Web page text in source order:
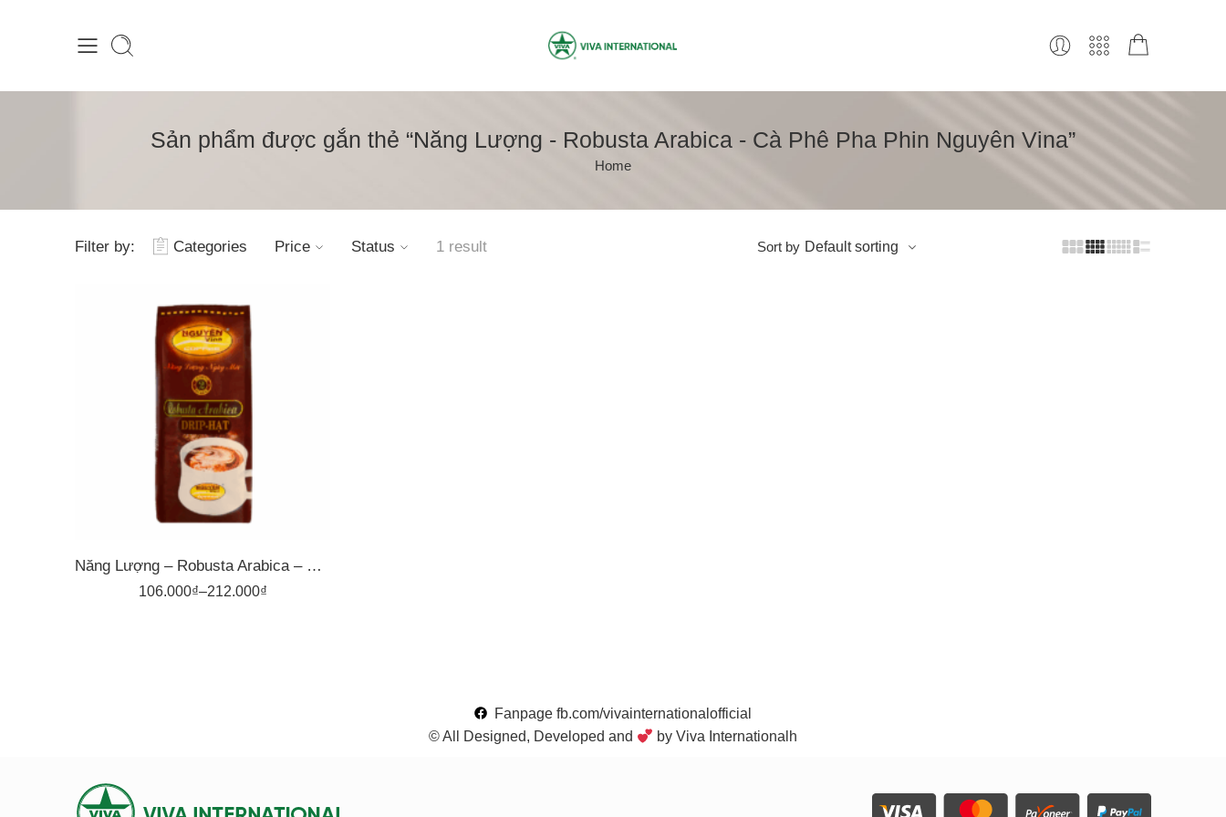
Sản phẩm được gắn thẻ “Năng Lượng - Robusta Arabica - Cà Phê Pha Phin Nguyên Vina”
Home
Filter by: Categories Price Status 1 result Sort by Default sorting
Năng Lượng – Robusta Arabica – Cà Phê Pha Phin Nguyên Vina
106.000₫–212.000₫
Fanpage fb.com/vivainternationalofficial
© All Designed, Developed and
by Viva Internationalh